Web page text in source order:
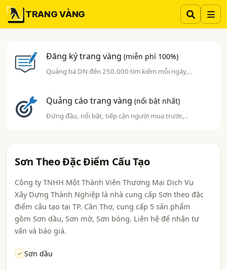
TRANG VÀNG
Đăng ký trang vàng(miễn phí 100%)
Quảng bá DN đến 250.000 tìm kiếm mỗi ngày,..
Quảng cáo trang vàng(nổi bật nhất)
Đứng đầu, nổi bật, tiếp cận người mua trước,..
Sơn Theo Đặc Điểm Cấu Tạo
Công ty TNHH Một Thành Viên Thương Mại Dịch Vụ
Xây Dựng Thành Nghiệp là nhà cung cấp Sơn theo đặc
điểm cấu tạo tại TP. Cần Thơ, cung cấp 5 sản phẩm
gồm Sơn dầu, Sơn mờ, Sơn bóng. Liên hệ để nhận tư
vấn và báo giá.
Sơn dầu